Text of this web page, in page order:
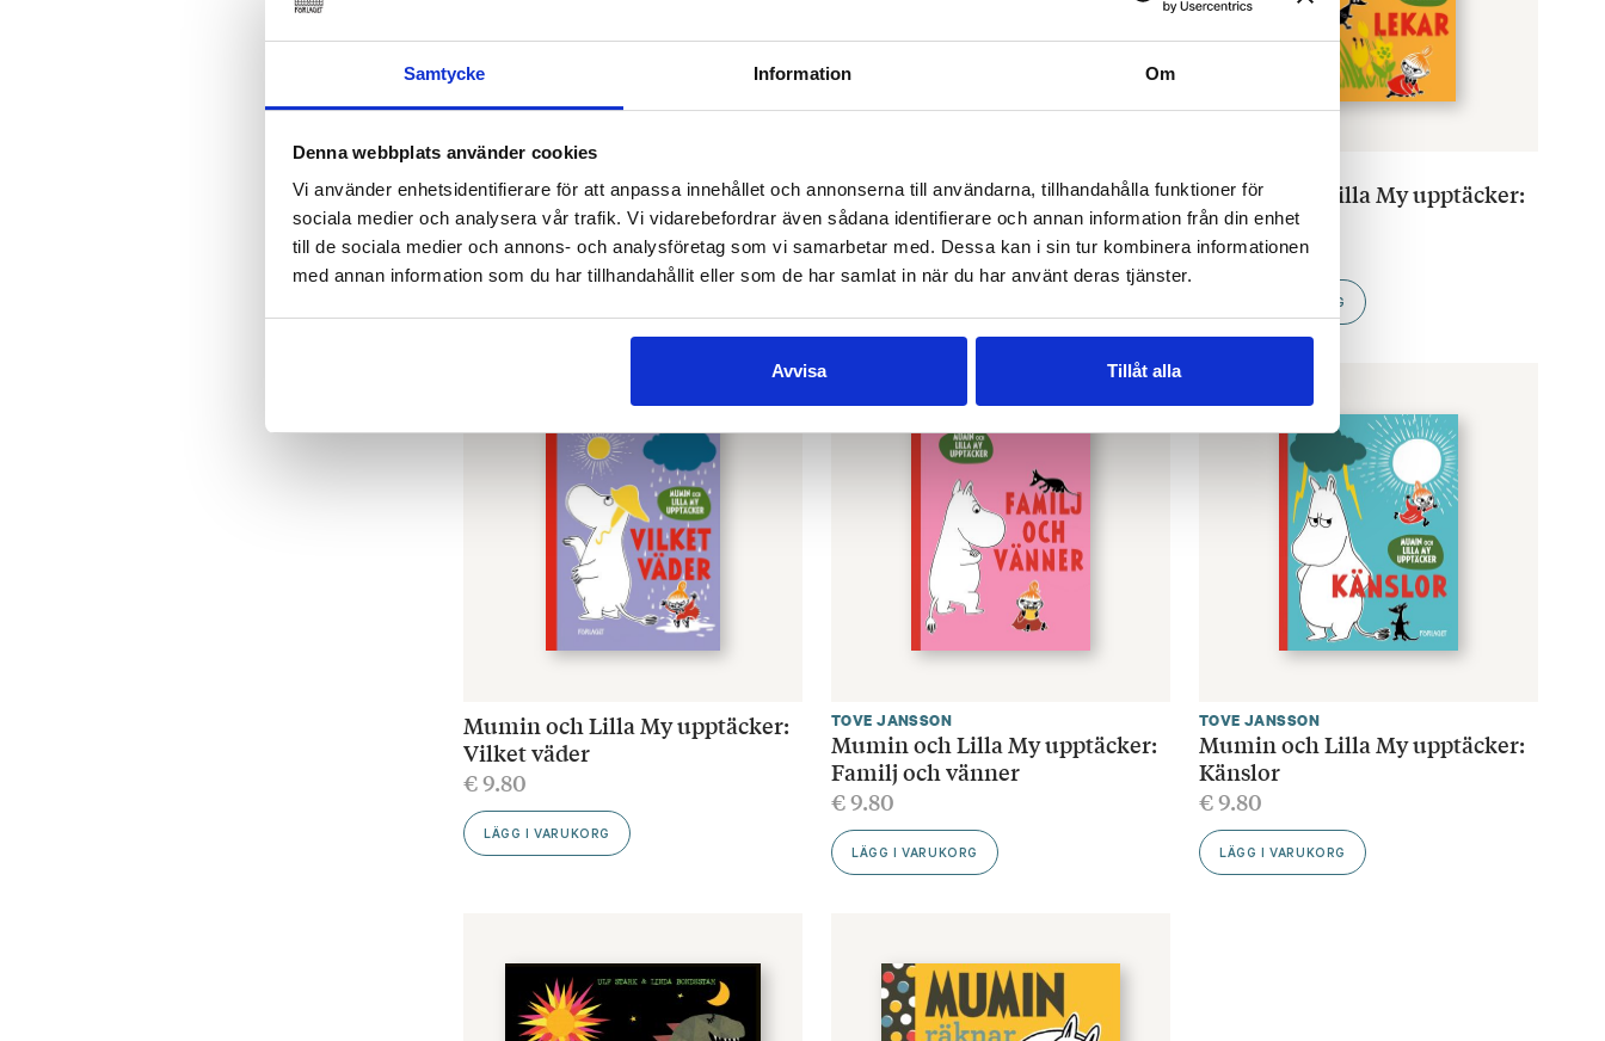
Samtycke Information Om
Denna webbplats använder cookies
Vi använder enhetsidentifierare för att anpassa innehållet och annonserna till användarna, tillhandahålla funktioner för
sociala medier och analysera vår trafik. Vi vidarebefordrar även sådana identifierare och annan information från din enhet
till de sociala medier och annons- och analysföretag som vi samarbetar med. Dessa kan i sin tur kombinera informationen
med annan information som du har tillhandahållit eller som de har samlat in när du har använt deras tjänster.
Avvisa Tillåt alla
God natt på jorden
€18.90
SLUT I LAGER
Mumin och Lilla My upptäcker:
Matdags
€9.80
Mumin och Lilla My upptäcker:
Lekar
€9.80
LÄGG I VARUKORG
Mumin och Lilla My upptäcker:
Vilket väder
€9.80
LÄGG I VARUKORG
TOVE JANSSON
Mumin och Lilla My upptäcker:
Familj och vänner
€9.80
LÄGG I VARUKORG
TOVE JANSSON
Mumin och Lilla My upptäcker:
Känslor
€9.80
LÄGG I VARUKORG